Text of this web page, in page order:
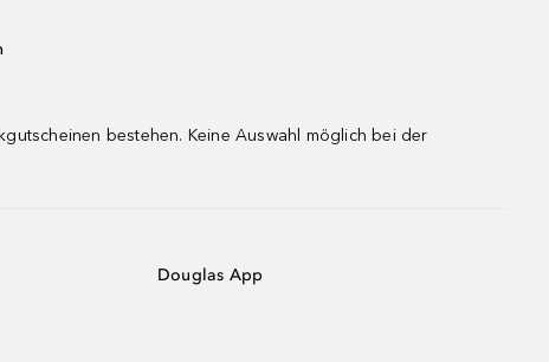
bestehen. Keine Auswahl möglich bei der
Douglas App